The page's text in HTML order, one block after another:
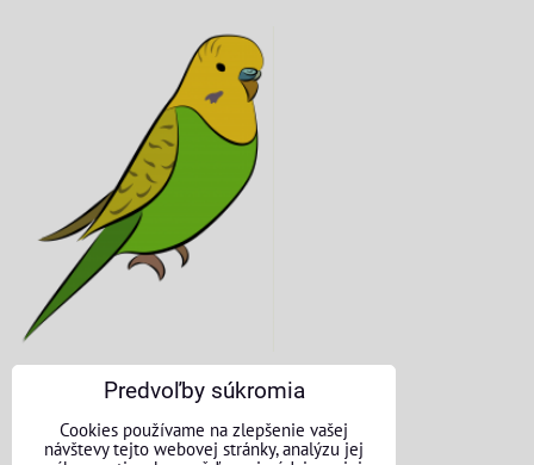
Predvoľby súkromia
Cookies používame na zlepšenie vašej
návštevy tejto webovej stránky, analýzu jej